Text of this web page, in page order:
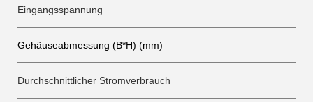
Eingangsspannung
Gehäuseabmessung (B*H) (mm)
Durchschnittlicher Stromverbrauch